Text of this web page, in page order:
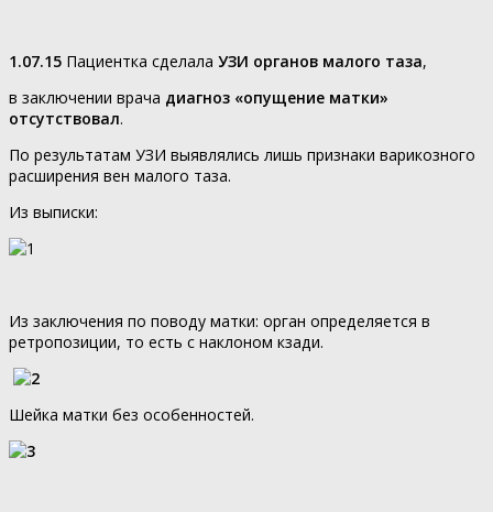
1.07.15 Пациентка сделала УЗИ органов малого таза,
в заключении врача диагноз «опущение матки»
отсутствовал.
По результатам УЗИ выявлялись лишь признаки варикозного
расширения вен малого таза.
Из выписки:
Из заключения по поводу матки: орган определяется в
ретропозиции, то есть с наклоном кзади.
Шейка матки без особенностей.